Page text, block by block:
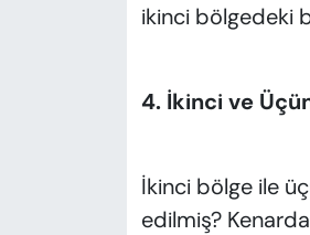
ikinci bölgedeki
4. İkinci ve
İkinci bölge ile
edilmiş?